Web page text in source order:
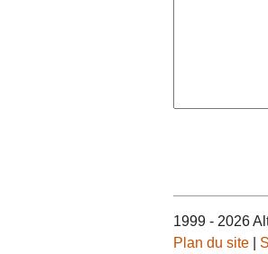
1999 - 2026
Plan du site